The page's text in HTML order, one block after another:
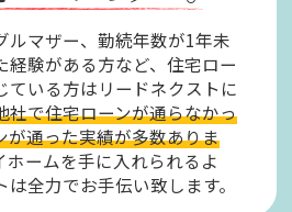
ルマザー、勤続年数が1年未
経験がある方など、住宅ロー
ている方はリードネクストに
社で住宅ローンが通らなかっ
が通った実績が多数ありま
ホームを手に入れられるよ
全力でお手伝い致します。